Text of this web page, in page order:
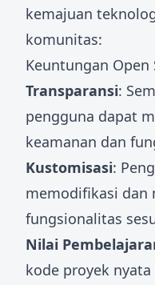
kemajuan
komunitas:
Keuntungan Open
Transparansi:
pengguna dapat
keamanan dan
Kustomisasi:
memodifikasi dan
fungsionalitas
Nilai
kode proyek